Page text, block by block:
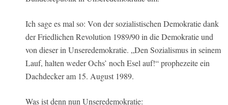
Ich sage es mal so: Von der sozialistischen Demokratie dank
der Friedlichen Revolution 1989/90 in die Demokratie und
von dieser in Unseredemokratie. „Den Sozialismus in seinem
Lauf, halten weder Ochs’ noch Esel auf!“ prophezeite ein
Dachdecker am 15. August 1989.
Was ist denn nun Unseredemokratie: